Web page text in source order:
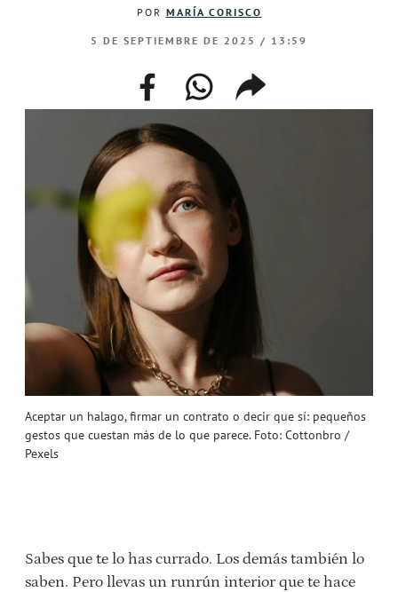
Aceptar un halago, firmar un contrato o decir que sí: pequeños
gestos que cuestan más de lo que parece. Foto: Cottonbro /
Pexels
POR MARÍA CORISCO
5 DE SEPTIEMBRE DE 2025 / 13:59
facebookwhatsappcompartir
enlace
Sabes que te lo has currado. Los demás también lo
saben. Pero llevas un runrún interior que te hace